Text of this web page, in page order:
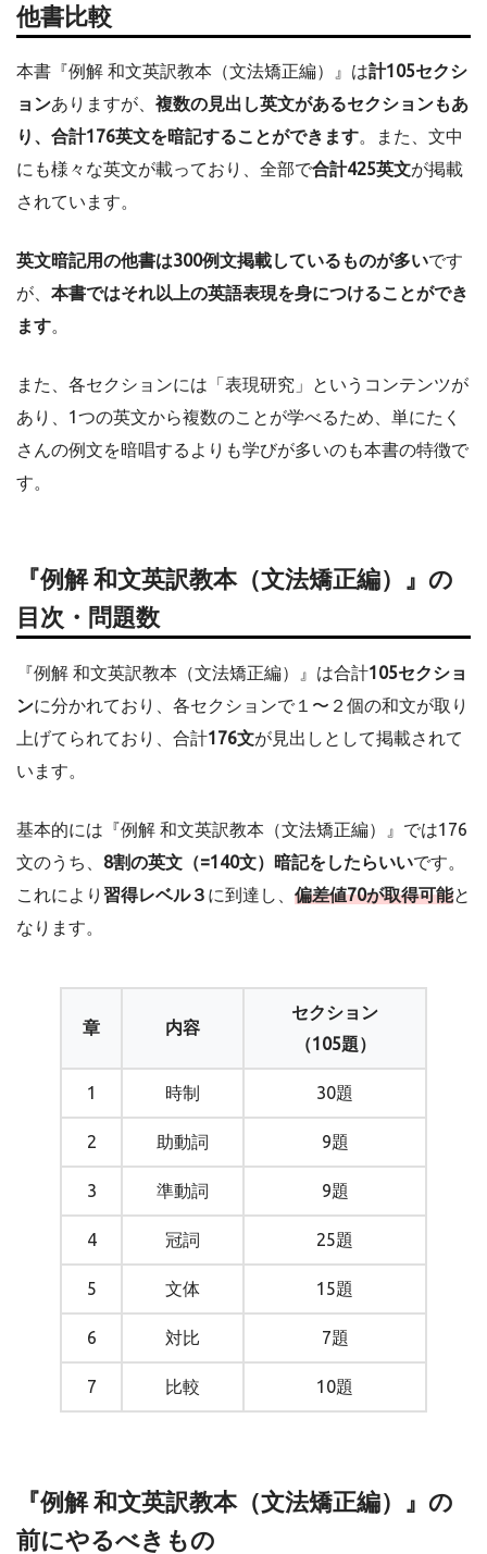
他書比較
本書『例解 和文英訳教本（文法矯正編）』は計105セクシ
ョンありますが、 複数の見出し英文があるセクションもあ
り、合計176英文を暗記することができます。また、文中
にも様々な英文が載っており、全部で合計425英文が掲載
されています。
英文暗記用の他書は300例文掲載しているものが多いです
が、 本書ではそれ以上の英語表現を身につけることができ
ます。
また、各セクションには「表現研究」というコンテンツが
あり、1つの英文から複数のことが学べるため、単にたく
さんの例文を暗唱するよりも学びが多いのも本書の特徴で
す。
『例解 和文英訳教本（文法矯正編）』の
目次・問題数
『例解 和文英訳教本（文法矯正編）』は合計105セクショ
ンに分かれており、各セクションで１〜２個の和文が取り
上げてられており、合計176文が見出しとして掲載されて
います。
基本的には『例解 和文英訳教本（文法矯正編）』では176
文のうち、 8割の英文（=140文）暗記をしたらいいです。
これにより 習得レベル３ に到達し、 偏差値70が取得可能と
なります。
章 内容
セクション
（105題）
1 時制 30題
2 助動詞 9題
3 準動詞 9題
4 冠詞 25題
5 文体 15題
6 対比 7題
7 比較 10題
『例解 和文英訳教本（文法矯正編）』の
前にやるべきもの